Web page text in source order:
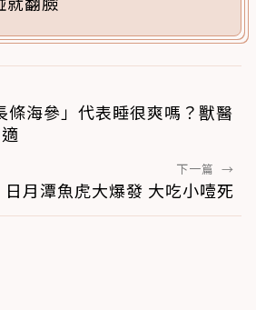
條海參」代表睡很爽嗎？獸醫
下一篇 →
日月潭魚虎大爆發 大吃小噎死